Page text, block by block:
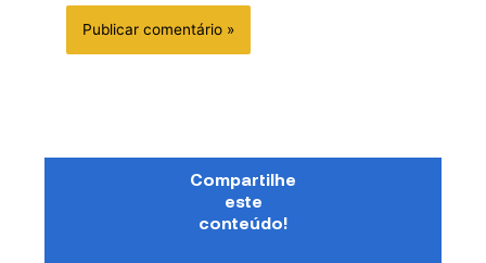
Compartilhe
este
conteúdo!